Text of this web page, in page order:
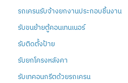
รถเครนรับจ้างยกงานประกอบชิ้นงาน
รับขนย้ายตู้คอนเทนเนอร์
รับติดตั้งป้าย
รับยกโครงหลังคา
รับเทคอนกรีตด้วยรถเครน